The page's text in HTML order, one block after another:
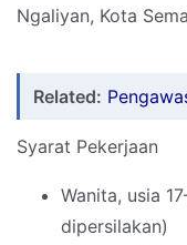
Ngaliyan, Kota
Related:
Syarat Pekerjaan
Wanita, usia
dipersilakan)